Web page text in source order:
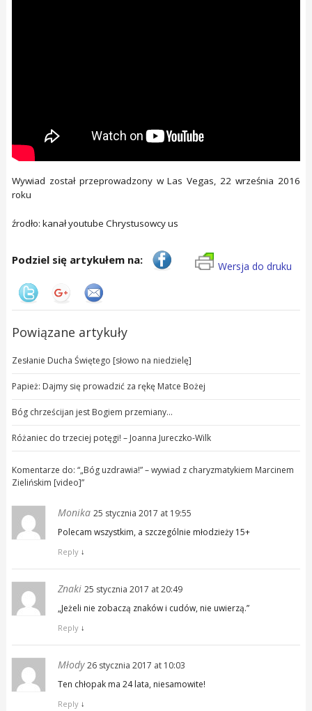
Wywiad został przeprowadzony w Las Vegas, 22 września 2016
roku
źrodło: kanał youtube Chrystusowcy us
Wersja do druku
Podziel się artykułem na:
Powiązane artykuły
Zesłanie Ducha Świętego [słowo na niedzielę]
Papież: Dajmy się prowadzić za rękę Matce Bożej
Bóg chrześcijan jest Bogiem przemiany…
Różaniec do trzeciej potęgi! – Joanna Jureczko-Wilk
Komentarze do: “„Bóg uzdrawia!” – wywiad z charyzmatykiem Marcinem
Zielińskim [video]”
Monika 25 stycznia 2017 at 19:55
Polecam wszystkim, a szczególnie młodzieży 15+
Reply ↓
Znaki 25 stycznia 2017 at 20:49
„Jeżeli nie zobaczą znaków i cudów, nie uwierzą.”
Reply ↓
Młody26 stycznia 2017 at 10:03
Ten chłopak ma 24 lata, niesamowite!
Reply ↓